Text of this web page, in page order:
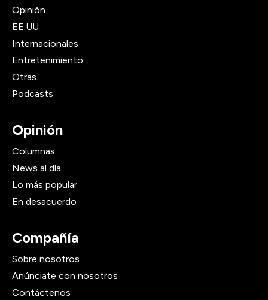
Opinión
EE.UU
Internacionales
Entretenimiento
Otras
Podcasts
Opinión
Columnas
News al día
Lo más popular
En desacuerdo
Compañía
Sobre nosotros
Anúnciate con nosotros
Contáctenos